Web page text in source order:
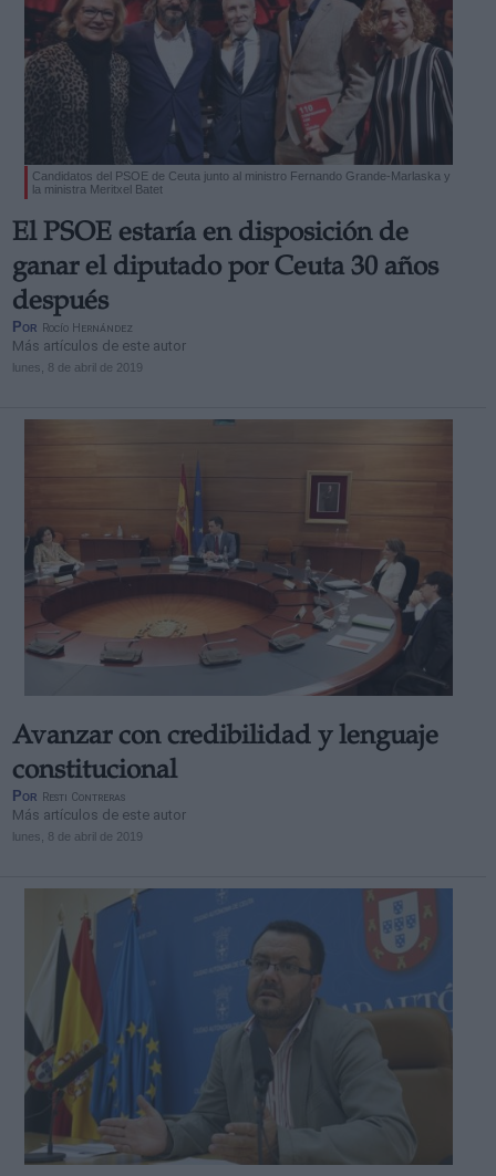
Candidatos del PSOE de Ceuta junto al ministro Fernando Grande-Marlaska y
la ministra Meritxel Batet
El PSOE estaría en disposición de
ganar el diputado por Ceuta 30 años
después
Por Rocío Hernández
Más artículos de este autor
lunes, 8 de abril de 2019
Avanzar con credibilidad y lenguaje
constitucional
Por Resti Contreras
Más artículos de este autor
lunes, 8 de abril de 2019